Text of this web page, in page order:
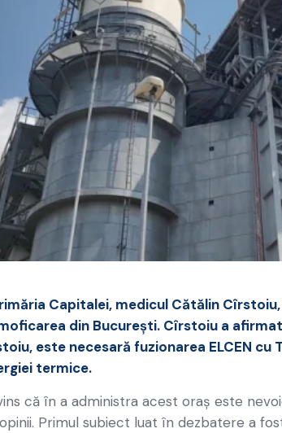
Capitalei, medicul Cătălin
din Bucureşti. Cîrstoiu a
este necesară fuzionarea ELCEN
termice.
că în a administra acest oraş este
Primul subiect luat în dezbatere a